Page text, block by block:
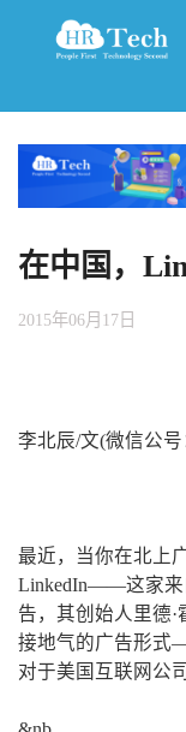
在中国，
2015年06月17日
李北辰/文(微信公号
最近，当你在北上
LinkedIn——这家来
告，其创始人里德
接地气的广告形式
对于美国互联网公